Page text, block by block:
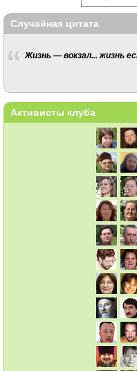
Случайная цитата
Жизнь — вокзал... жизнь
Активисты клуба